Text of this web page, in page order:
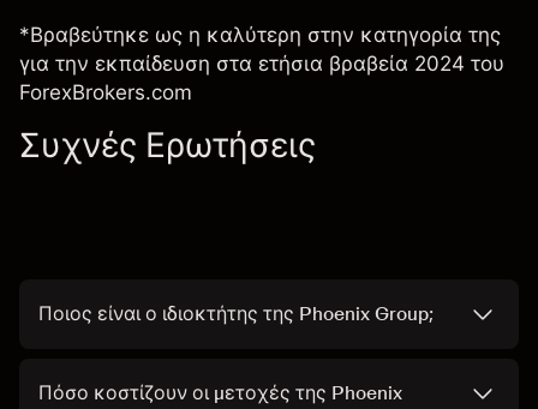
*Βραβεύτηκε ως η καλύτερη στην κατηγορία της
για την εκπαίδευση στα ετήσια βραβεία 2024 του
ForexBrokers.com
Συχνές Ερωτήσεις
Ποιος είναι ο ιδιοκτήτης της Phoenix Group;
Πόσο κοστίζουν οι μετοχές της Phoenix